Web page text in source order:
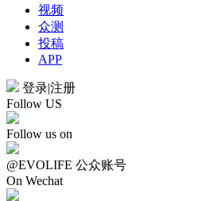
视频
众测
投稿
APP
登录|注册
Follow US
Follow us on
@EVOLIFE 公众账号
On Wechat